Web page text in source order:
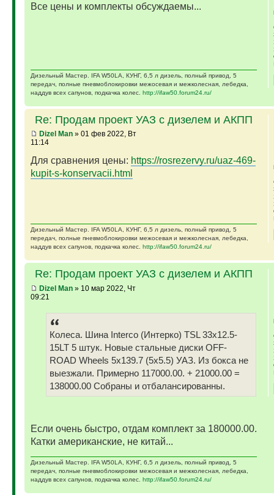
Все цены и комплекты обсуждаемы...
Дизельный Мастер. IFA W50LA, КУНГ, 6,5 л дизель, полный привод, 5
передач, полные пневмоблокировки межосевая и межколесная, лебедка,
наддув всех сапунов, подкачка колес. http://ifaw50.forum24.ru/
Re: Продам проект УАЗ с дизелем и АКПП
Dizel Man» 01 фев 2022, Вт
11:14
Для сравнения цены: https://rosrezervy.ru/uaz-469-
kupit-s-konservacii.html
Дизельный Мастер. IFA W50LA, КУНГ, 6,5 л дизель, полный привод, 5
передач, полные пневмоблокировки межосевая и межколесная, лебедка,
наддув всех сапунов, подкачка колес. http://ifaw50.forum24.ru/
Re: Продам проект УАЗ с дизелем и АКПП
Dizel Man» 10 мар 2022, Чт
09:21
Колеса. Шина Interco (Интерко) TSL 33x12.5-
15LT 5 штук. Новые стальные диски OFF-
ROAD Wheels 5x139.7 (5x5.5) УАЗ. Из бокса не
выезжали. Примерно 117000.00. + 21000.00 =
138000.00 Собраны и отбалансированны.
Если очень быстро, отдам комплект за 180000.00.
Катки американские, не китай...
Дизельный Мастер. IFA W50LA, КУНГ, 6,5 л дизель, полный привод, 5
передач, полные пневмоблокировки межосевая и межколесная, лебедка,
наддув всех сапунов, подкачка колес. http://ifaw50.forum24.ru/